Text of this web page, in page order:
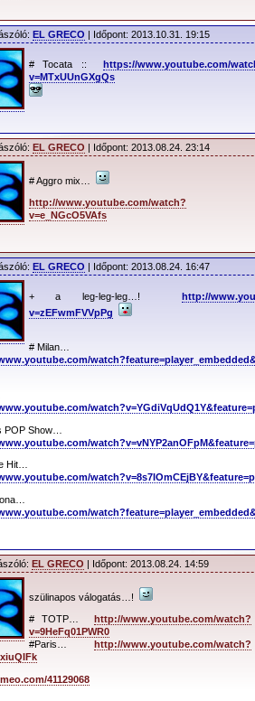
EL GRECO | Időpont: 2013.10.31. 19:15
# Tocata :: https://www.youtube.com/
v=MTxUUnGXgQs
EL GRECO | Időpont: 2013.08.24. 23:14
# Aggro mix…
http://www.youtube.com/watch?
v=e_NGcO5VAfs
EL GRECO | Időpont: 2013.08.24. 16:47
+ a leg-leg-leg…! http://
v=zEFwmFVVpPg
# Milan…
POP Show…
Hit…
EL GRECO | Időpont: 2013.08.24. 14:59
szülinapos válogatás…!
# TOTP…
http://www.youtube.com/watch?
v=9HeFq01PWR0
#Paris…
http://www.youtube.com/watch?
41129068